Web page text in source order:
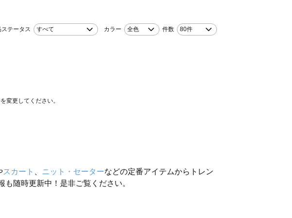
ステータス すべて カラー 全色 件数 80件
変更してください。
スカート ニット・セーターなどの定番アイテムからトレン
随時更新中！是非ご覧ください。